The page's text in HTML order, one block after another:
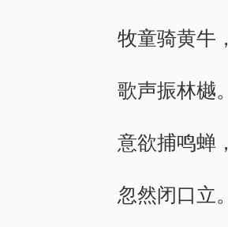
牧童骑黄牛，
歌声振林樾。
意欲捕鸣蝉，
忽然闭口立。